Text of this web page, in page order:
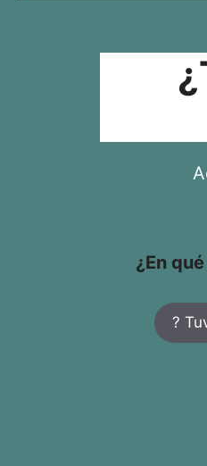
¿En
?